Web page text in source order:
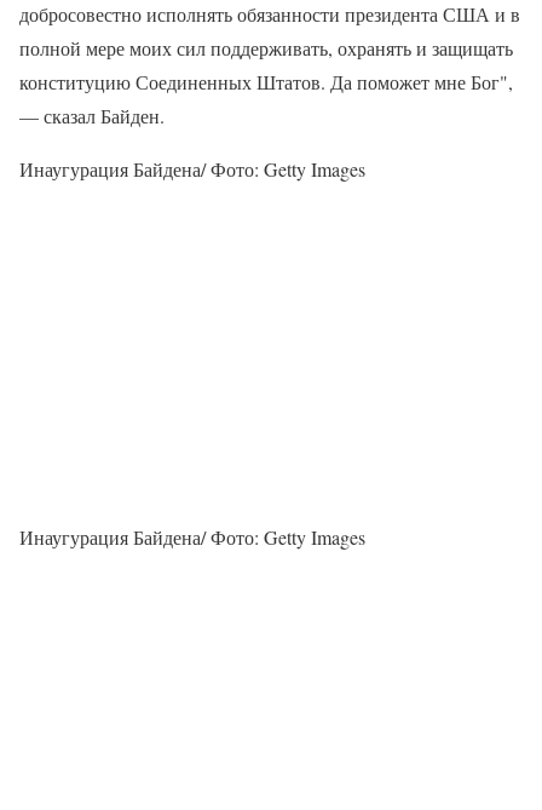
добросовестно исполнять обязанности президента США и в
полной мере моих сил поддерживать, охранять и защищать
конституцию Соединенных Штатов. Да поможет мне Бог",
— сказал Байден.
Инаугурация Байдена/ Фото: Getty Images
Инаугурация Байдена/ Фото: Getty Images